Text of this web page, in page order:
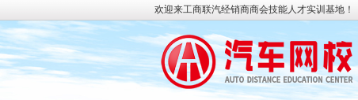
欢迎来工商联汽经销商商会技能人才实训基地！